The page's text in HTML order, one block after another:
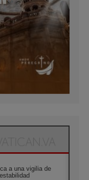
a una vigilia de